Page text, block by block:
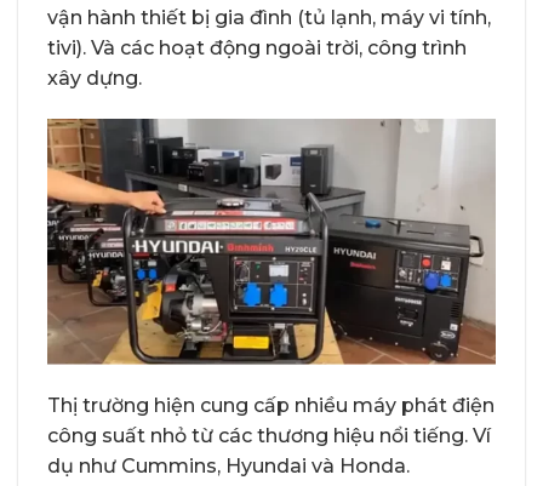
vận hành thiết bị gia đình (tủ lạnh, máy vi tính,
tivi). Và các hoạt động ngoài trời, công trình
xây dựng.
Thị trường hiện cung cấp nhiều máy phát điện
công suất nhỏ từ các thương hiệu nổi tiếng. Ví
dụ như Cummins, Hyundai và Honda.